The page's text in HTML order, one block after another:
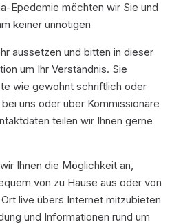
Epedemie möchten wir Sie und
keiner unnötigen
aussetzen und bitten in dieser
um Ihr Verständnis. Sie
wie gewohnt schriftlich oder
uns oder über Kommissionäre
teilen wir Ihnen gerne
Ihnen die Möglichkeit an,
von zu Hause aus oder von
live übers Internet mitzubieten
und Informationen rund um